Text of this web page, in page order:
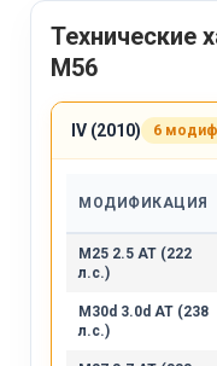
Технические
M56
IV (2010) 6
МОДИФИКАЦИЯ
M25 2.5 AT (222
л.с.)
M30d 3.0d AT (238
л.с.)